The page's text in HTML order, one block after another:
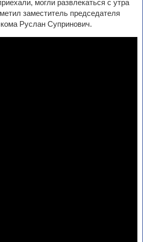
могли развлекаться с утра
заместитель председателя
Руслан Супринович.